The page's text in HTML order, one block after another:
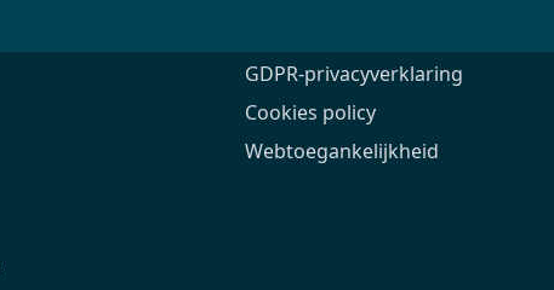
GDPR-privacyverklaring
Cookies policy
Webtoegankelijkheid